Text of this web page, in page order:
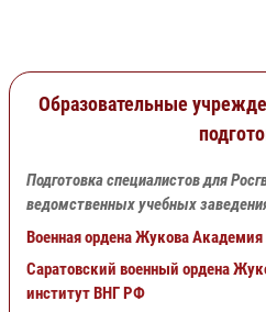
Образовательные
Подготовка специалистов для
ведомственных учебных
Военная ордена Жукова
Саратовский военный ордена
институт ВНГ РФ